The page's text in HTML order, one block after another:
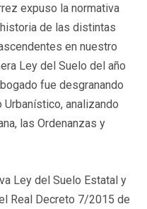
expuso la normativa
de las distintas
en nuestro
Ley del Suelo del año
fue desgranando
analizando
las Ordenanzas y
Ley del Suelo Estatal y
Real Decreto 7/2015 de